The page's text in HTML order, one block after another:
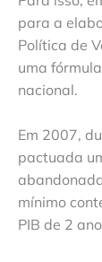
para a
Política de
uma
nacional.
Em 2007,
pactuada
mínimo
PIB de 2